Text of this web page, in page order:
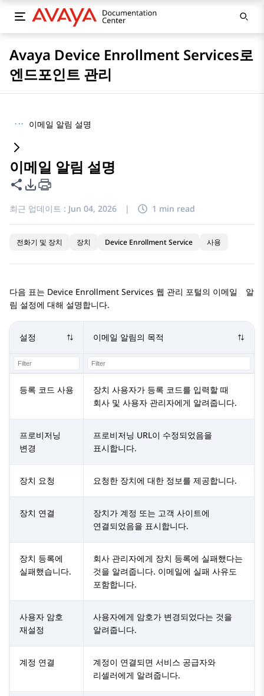
Avaya Device Enrollment Services로
엔드포인트 관리
··· 이메일 알림 설명
이메일 알림 설명
이 페이지 공유
PDF 내보내기 옵션
최근 업데이트 : Jun 04, 2026 | 1 min read
전화기 및 장치 장치 Device Enrollment Service 사용
다음 표는 Device Enrollment Services 웹 관리 포털의 이메일 알
림 설정에 대해 설명합니다.
설정 이메일 알림의 목적
등록 코드 사용
장치 사용자가 등록 코드를 입력할 때
회사 및 사용자 관리자에게 알려줍니다.
프로비저닝
변경
프로비저닝 URL이 수정되었음을
표시합니다.
장치 요청 요청한 장치에 대한 정보를 제공합니다.
장치 연결
장치가 계정 또는 고객 사이트에
연결되었음을 표시합니다.
장치 등록에
실패했습니다.
회사 관리자에게 장치 등록에 실패했다는
것을 알려줍니다. 이메일에 실패 사유도
포함합니다.
사용자 암호
재설정
사용자에게 암호가 변경되었다는 것을
알려줍니다.
계정 연결
계정이 연결되면 서비스 공급자와
리셀러에게 알려줍니다.